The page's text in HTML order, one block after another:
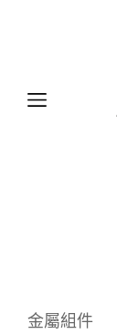
金屬組件